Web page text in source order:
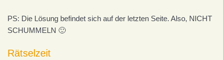
PS: Die Lösung befindet sich auf der letzten Seite. Also, NICHT
SCHUMMELN 🙂
Rätselzeit